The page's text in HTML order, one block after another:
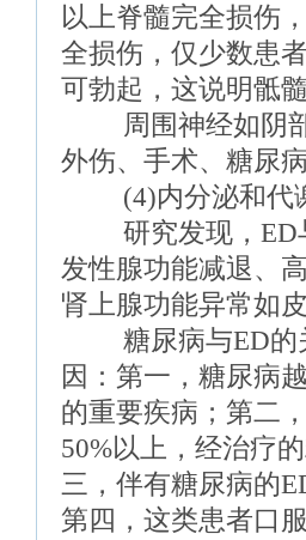
以上脊髓完全损伤
全损伤，仅少数患
可勃起，这说明骶
周围神经如阴部
外伤、手术、糖尿病
(4)内分泌和代
研究发现，ED与
发性腺功能减退、
肾上腺功能异常如
糖尿病与ED的关
因：第一，糖尿病
的重要疾病；第二
50%以上，经治疗
三，伴有糖尿病的
第四，这类患者口